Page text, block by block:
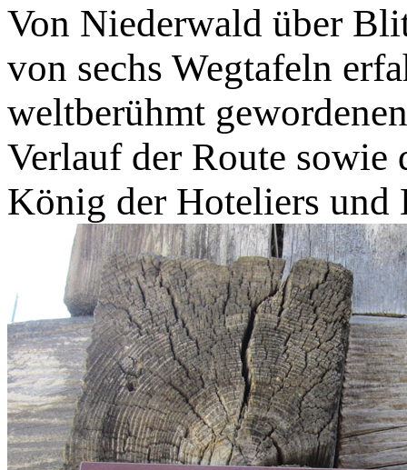
Von Niederwald über
von sechs Wegtafeln
weltberühmt
Verlauf der Route sowie
König der Hoteliers und